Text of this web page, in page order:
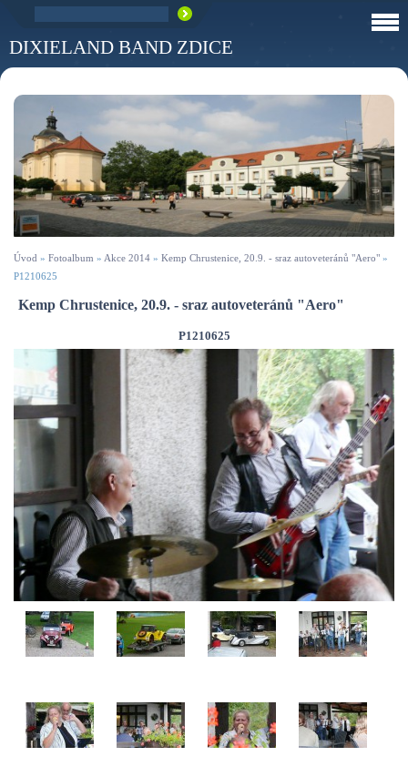
DIXIELAND BAND ZDICE
Úvod » Fotoalbum » Akce 2014 » Kemp Chrustenice, 20.9. - sraz autoveteránů "Aero" »
P1210625
Kemp Chrustenice, 20.9. - sraz autoveteránů "Aero"
P1210625